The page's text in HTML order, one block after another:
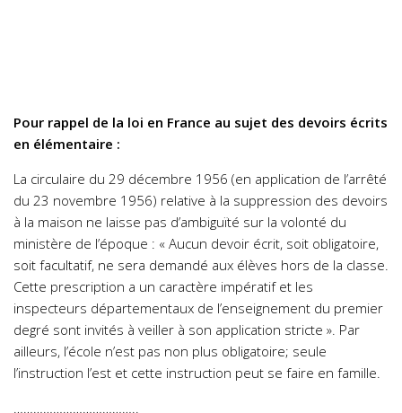
Pour rappel de la loi en France au sujet des devoirs écrits
en élémentaire :
La circulaire du 29 décembre 1956 (en application de l’arrêté
du 23 novembre 1956) relative à la suppression des devoirs
à la maison ne laisse pas d’ambiguïté sur la volonté du
ministère de l’époque : « Aucun devoir écrit, soit obligatoire,
soit facultatif, ne sera demandé aux élèves hors de la classe.
Cette prescription a un caractère impératif et les
inspecteurs départementaux de l’enseignement du premier
degré sont invités à veiller à son application stricte ». Par
ailleurs, l’école n’est pas non plus obligatoire; seule
l’instruction l’est et cette instruction peut se faire en famille.
………………………………..